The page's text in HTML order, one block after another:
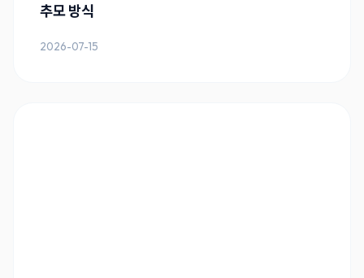
추모 방식
2026-07-15